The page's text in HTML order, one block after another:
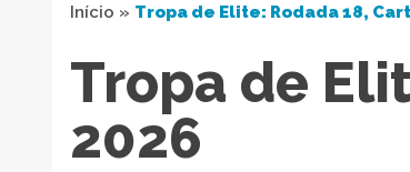
Início » Tropa de Elite: Rodada 18,
Tropa de
2026